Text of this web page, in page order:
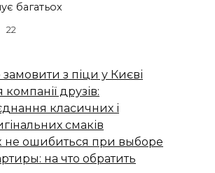
багатьох
22
з піци у Києві
компанії друзів:
класичних і
смаків
не ошибиться при выборе
на что обратить